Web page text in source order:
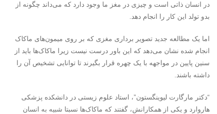
در انسان ذاتی است و چیزی در مغز ما وجود دارد که می‌داند چگونه از
بدو تولد این کار را انجام دهد.
اما یک مطالعه جدید تصویر برداری مغزی که بر روی میمون‌های ماکاک‌
انجام شده نشان می‌دهد که این باور درست نیست زیرا ماکاک‌ها باید از
سنین پایین در مواجهه با یک چهره قرار بگیرند تا توانایی تشخیص آن را
داشته باشند.
“دکتر مارگارت لیوینگستون”، استاد علوم زیستی در دانشکده پزشکی
هاروارد و یکی از همکارانش، گفتند که ماکاک‌ها نسبتا شبیه به انسان